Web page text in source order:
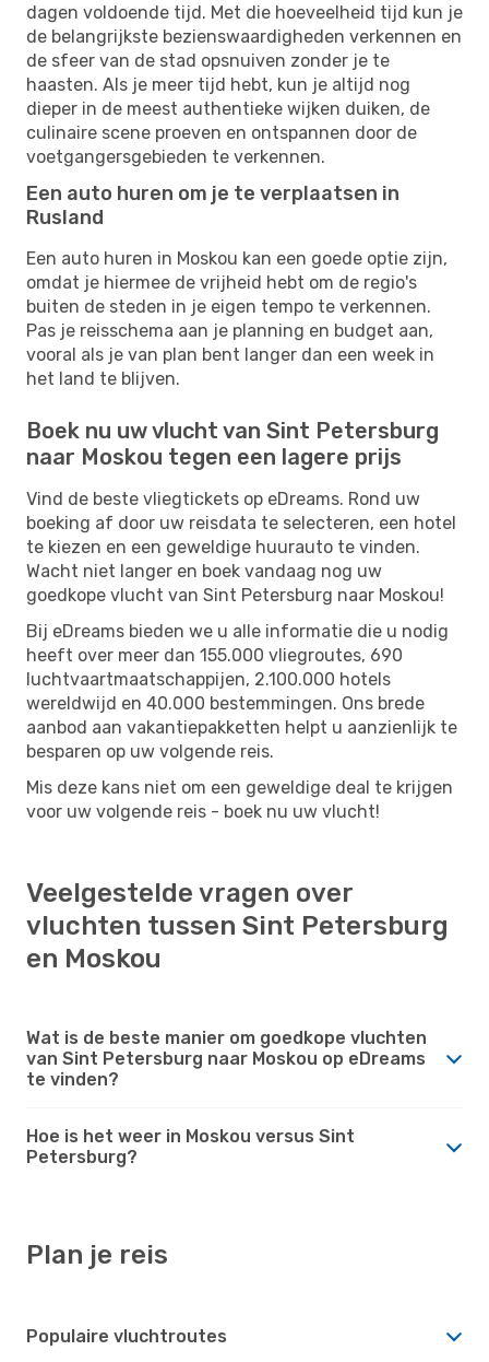
dagen voldoende tijd. Met die hoeveelheid tijd kun je
de belangrijkste bezienswaardigheden verkennen en
de sfeer van de stad opsnuiven zonder je te
haasten. Als je meer tijd hebt, kun je altijd nog
dieper in de meest authentieke wijken duiken, de
culinaire scene proeven en ontspannen door de
voetgangersgebieden te verkennen.
Een auto huren om je te verplaatsen in
Rusland
Een auto huren in Moskou kan een goede optie zijn,
omdat je hiermee de vrijheid hebt om de regio's
buiten de steden in je eigen tempo te verkennen.
Pas je reisschema aan je planning en budget aan,
vooral als je van plan bent langer dan een week in
het land te blijven.
Boek nu uw vlucht van Sint Petersburg
naar Moskou tegen een lagere prijs
Vind de beste vliegtickets op eDreams. Rond uw
boeking af door uw reisdata te selecteren, een hotel
te kiezen en een geweldige huurauto te vinden.
Wacht niet langer en boek vandaag nog uw
goedkope vlucht van Sint Petersburg naar Moskou!
Bij eDreams bieden we u alle informatie die u nodig
heeft over meer dan 155.000 vliegroutes, 690
luchtvaartmaatschappijen, 2.100.000 hotels
wereldwijd en 40.000 bestemmingen. Ons brede
aanbod aan vakantiepakketten helpt u aanzienlijk te
besparen op uw volgende reis.
Mis deze kans niet om een ​​geweldige deal te krijgen
voor uw volgende reis - boek nu uw vlucht!
Veelgestelde vragen over
vluchten tussen Sint Petersburg
en Moskou
Wat is de beste manier om goedkope vluchten
van Sint Petersburg naar Moskou op eDreams
te vinden?
Hoe is het weer in Moskou versus Sint
Petersburg?
Plan je reis
Populaire vluchtroutes